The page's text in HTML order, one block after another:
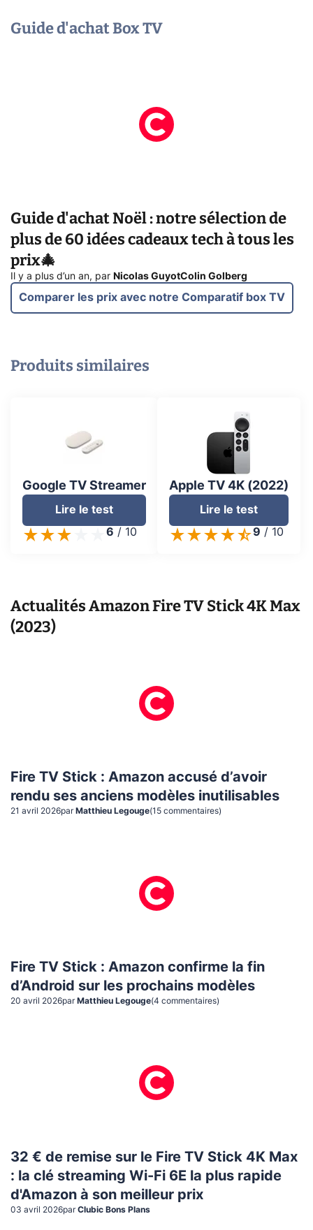
Guide d'achat Box TV
Guide d'achat Noël : notre sélection de
plus de 60 idées cadeaux tech à tous les
prix🎄
Il y a plus d’un an, par Nicolas GuyotColin Golberg
Comparer les prix avec notre Comparatif box TV
Produits similaires
Google TV Streamer
Lire le test
6 / 10
Apple TV 4K (2022)
Lire le test
9 / 10
ActualitésAmazon Fire TV Stick 4K Max
(2023)
Fire TV Stick : Amazon accusé d’avoir
rendu ses anciens modèles inutilisables
21 avril 2026par Matthieu Legouge(15 commentaires)
Fire TV Stick : Amazon confirme la fin
d’Android sur les prochains modèles
20 avril 2026par Matthieu Legouge(4 commentaires)
32 € de remise sur le Fire TV Stick 4K Max
: la clé streaming Wi-Fi 6E la plus rapide
d'Amazon à son meilleur prix
03 avril 2026par Clubic Bons Plans